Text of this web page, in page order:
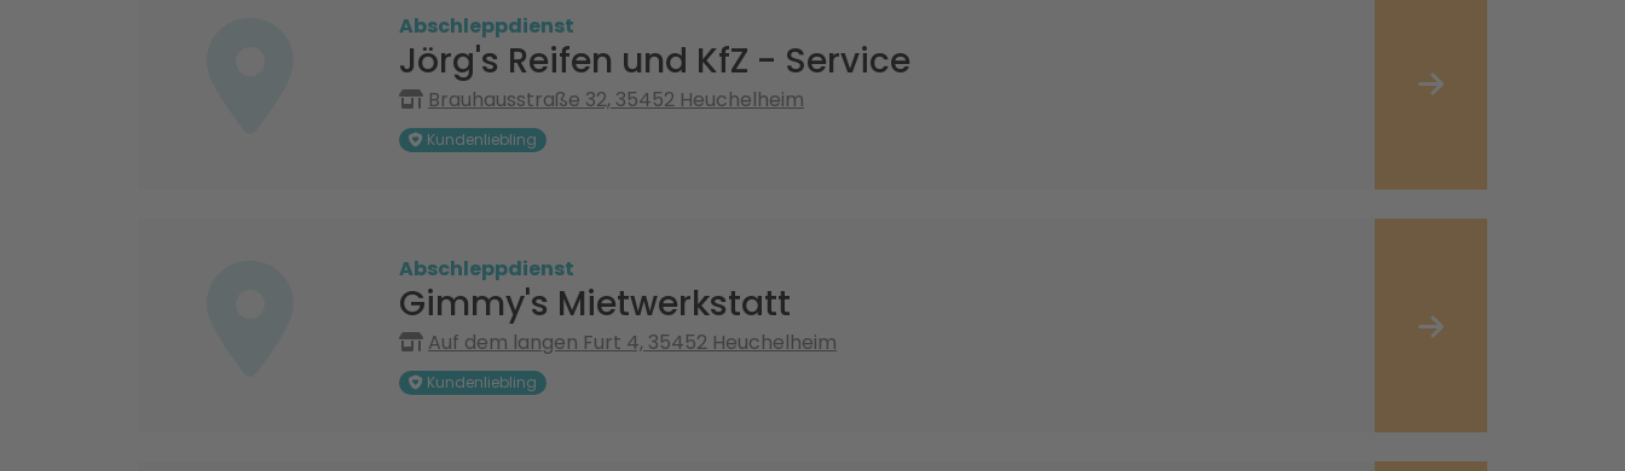
Abschleppdienst
Jörg's Reifen und KfZ - Service
Brauhausstraße 32, 35452 Heuchelheim
Kundenliebling
Abschleppdienst
Gimmy's Mietwerkstatt
Auf dem langen Furt 4, 35452 Heuchelheim
Kundenliebling